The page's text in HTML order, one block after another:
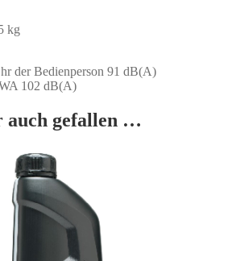
kg
der Bedienperson 91 dB(A)
102 dB(A)
auch gefallen …